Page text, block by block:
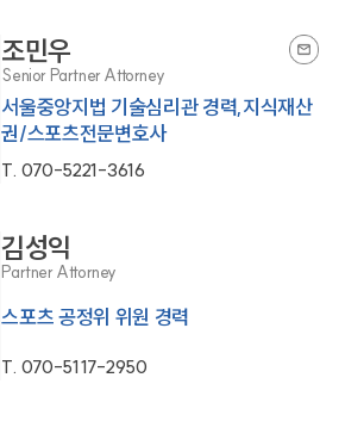
조민우
Senior Partner Attorney
서울중앙지법 기술심리관 경력,지식재산
권/스포츠전문변호사
T. 070-5221-3616
김성익
Partner Attorney
스포츠 공정위 위원 경력
T. 070-5117-2950